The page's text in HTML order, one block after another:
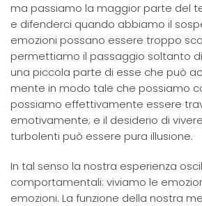
ma passiamo la maggior parte del
e difenderci quando abbiamo il
emozioni possano essere troppo
permettiamo il passaggio soltanto
una piccola parte di esse che può
mente in modo tale che possiamo
possiamo effettivamente essere
emotivamente; e il desiderio di
turbolenti può essere pura illusione.
In tal senso la nostra esperienza
comportamentali: viviamo le
emozioni. La funzione della nostra